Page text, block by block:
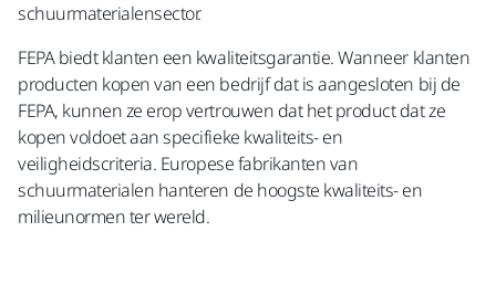
schuurmaterialensector.
FEPA biedt klanten een kwaliteitsgarantie. Wanneer klanten
producten kopen van een bedrijf dat is aangesloten bij de
FEPA, kunnen ze erop vertrouwen dat het product dat ze
kopen voldoet aan specifieke kwaliteits- en
veiligheidscriteria. Europese fabrikanten van
schuurmaterialen hanteren de hoogste kwaliteits- en
milieunormen ter wereld.